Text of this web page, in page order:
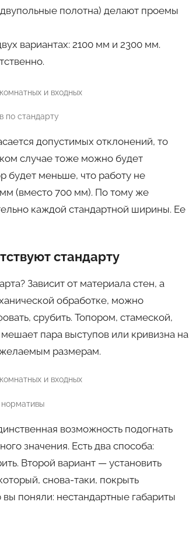
полотна) делают проемы
вариантах: 2100 мм и 2300 мм.
по стандарту
допустимых отклонений, то
случае тоже можно будет
будет меньше, что работу не
(вместо 700 мм). По тому же
каждой стандартной ширины. Ее
стандарту
Зависит от материала стен, а
обработке, можно
срубить. Топором, стамеской,
пара выступов или кривизна на
желаемым размерам.
нормативы
возможность подогнать
значения. Есть два способа:
Второй вариант — установить
снова-таки, покрыть
поняли: нестандартные габариты